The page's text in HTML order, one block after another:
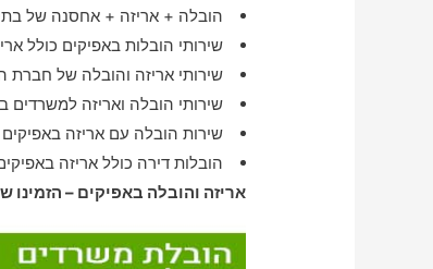
הובלה + אריזה + אחסנה של
שירותי הובלות באפיקים כולל
שירותי אריזה והובלה של חברת
שירותי הובלה ואריזה למשרדים
שירות הובלה עם אריזה
הובלות דירה כולל אריזה
אריזה והובלה באפיקים – הזמינו